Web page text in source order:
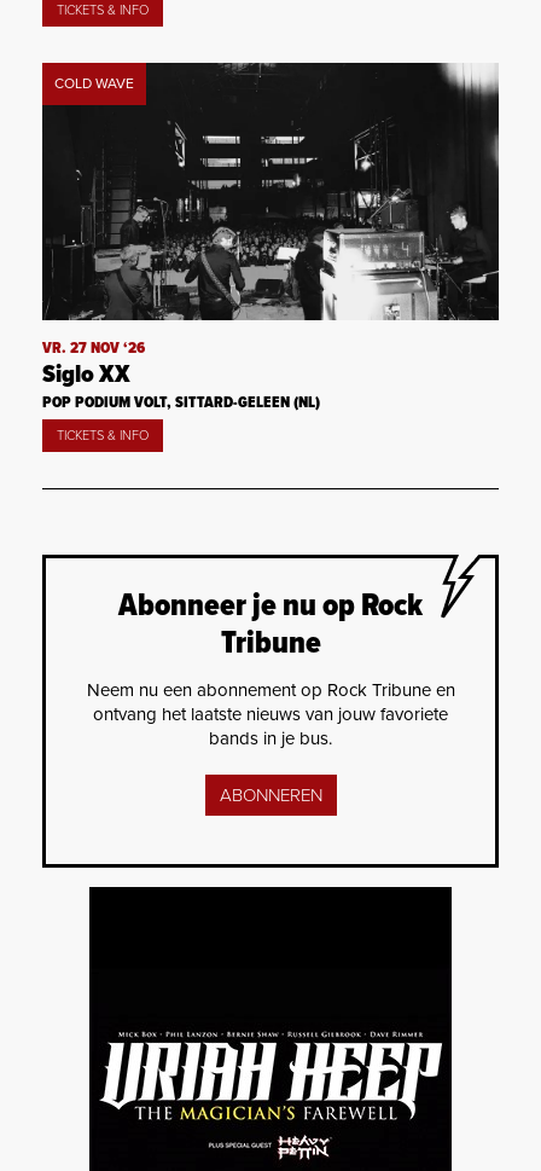
TICKETS & INFO
COLD WAVE
VR. 27 NOV ‘26
Siglo XX
POP PODIUM VOLT, SITTARD-GELEEN (NL)
TICKETS & INFO
Abonneer je nu op Rock
Tribune
Neem nu een abonnement op Rock Tribune en
ontvang het laatste nieuws van jouw favoriete
bands in je bus.
ABONNEREN